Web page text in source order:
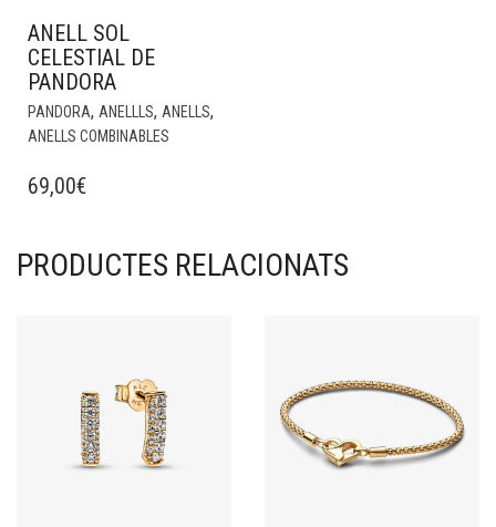
ANELL SOL
CELESTIAL DE
PANDORA
PANDORA, ANELLLS, ANELLS,
ANELLS COMBINABLES
69,00€
PRODUCTES RELACIONATS